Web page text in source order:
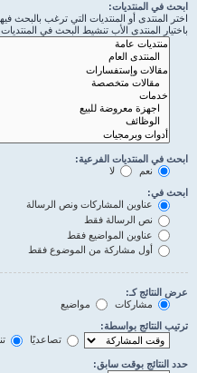
ابحث في المنتديات:
اختر المنتدى أو المنتديات التي ترغب بالبحث
باختيار المنتدى الأب تنشيط البحث في المنتديات
ابحث في المنتديات الفرعية:
نعم
لا
ابحث في:
عناوين المشاركات ونص الرسالة
نص الرسالة فقط
عناوين المواضيع فقط
أول مشاركة من الموضوع فقط
عرض النتائج كـ:
مشاركات
مواضيع
ترتيب النتائج بواسطة:
تصاعديًا
حدد النتائج بوقت سابق: